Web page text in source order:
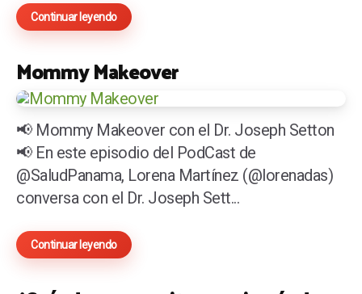
Continuar leyendo
Mommy Makeover
📢 Mommy Makeover con el Dr. Joseph Setton
📢 En este episodio del PodCast de
@SaludPanama, Lorena Martínez (@lorenadas)
conversa con el Dr. Joseph Sett...
Continuar leyendo